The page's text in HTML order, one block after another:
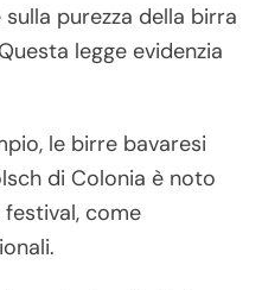
purezza della birra
legge evidenzia
le birre bavaresi
di Colonia è noto
come